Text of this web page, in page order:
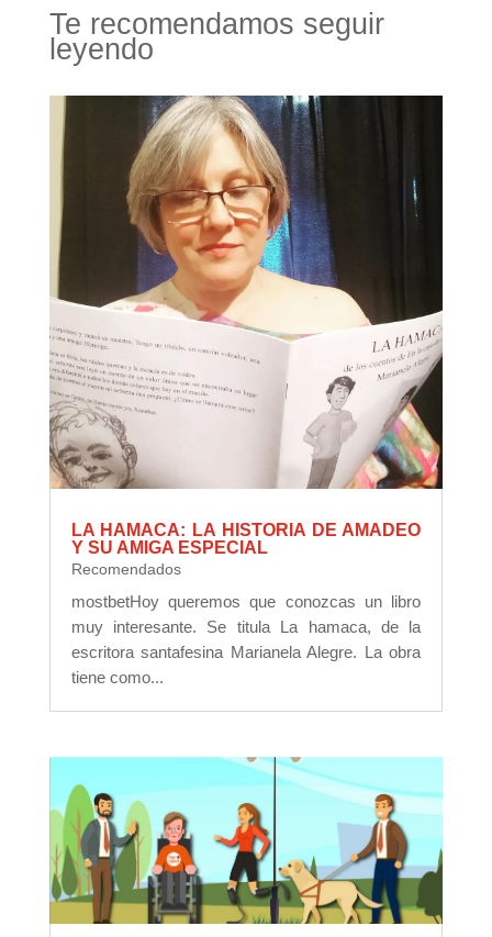
Te recomendamos seguir
leyendo
LA HAMACA: LA HISTORIA DE AMADEO
Y SU AMIGA ESPECIAL
Recomendados
mostbetHoy queremos que conozcas un libro
muy interesante. Se titula La hamaca, de la
escritora santafesina Marianela Alegre. La obra
tiene como...